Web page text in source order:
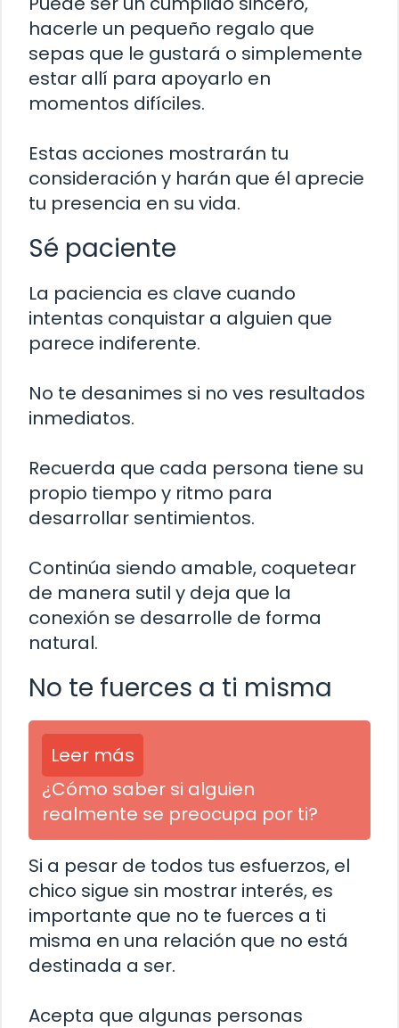
hacerle un pequeño regalo que
sepas que le gustará o simplemente
estar allí para apoyarlo en
momentos difíciles.
Estas acciones mostrarán tu
consideración y harán que él aprecie
tu presencia en su vida.
Sé paciente
La paciencia es clave cuando
intentas conquistar a alguien que
parece indiferente.
No te desanimes si no ves resultados
inmediatos.
Recuerda que cada persona tiene su
propio tiempo y ritmo para
desarrollar sentimientos.
Continúa siendo amable, coquetear
de manera sutil y deja que la
conexión se desarrolle de forma
natural.
No te fuerces a ti misma
Leer más
¿Cómo saber si alguien
realmente se preocupa por ti?
Si a pesar de todos tus esfuerzos, el
chico sigue sin mostrar interés, es
importante que no te fuerces a ti
misma en una relación que no está
destinada a ser.
Acepta que algunas personas